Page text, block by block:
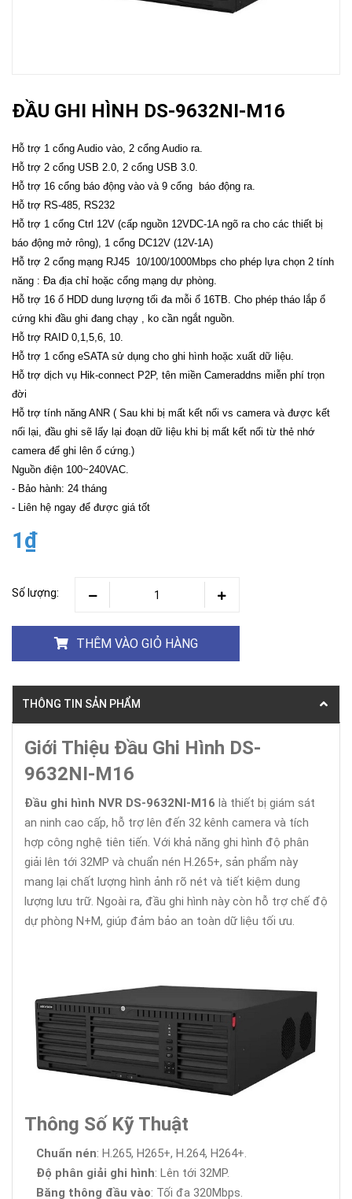
ĐẦU GHI HÌNH DS-9632NI-M16
Hỗ trợ 1 cổng Audio vào, 2 cổng Audio ra.
Hỗ trợ 2 cổng USB 2.0, 2 cổng USB 3.0.
Hỗ trợ 16 cổng báo động vào và 9 cổng báo động ra.
Hỗ trợ RS-485, RS232
Hỗ trợ 1 cổng Ctrl 12V (cấp nguồn 12VDC-1A ngõ ra cho các thiết bị
báo động mở rông), 1 cổng DC12V (12V-1A)
Hỗ trợ 2 cổng mạng RJ45 10/100/1000Mbps cho phép lựa chọn 2 tính
năng : Đa địa chỉ hoặc cổng mạng dự phòng.
Hỗ trợ 16 ổ HDD dung lượng tối đa mỗi ổ 16TB. Cho phép tháo lắp ổ
cứng khi đầu ghi đang chạy , ko cần ngắt nguồn.
Hỗ trợ RAID 0,1,5,6, 10.
Hỗ trợ 1 cổng eSATA sử dụng cho ghi hình hoặc xuất dữ liệu.
Hỗ trợ dịch vụ Hik-connect P2P, tên miền Cameraddns miễn phí trọn
đời
Hỗ trợ tính năng ANR ( Sau khi bị mất kết nối vs camera và được kết
nối lại, đầu ghi sẽ lấy lại đoạn dữ liệu khi bị mất kết nối từ thẻ nhớ
camera để ghi lên ổ cứng.)
Nguồn điện 100~240VAC.
- Bảo hành: 24 tháng
- Liên hệ ngay để được giá tốt
1₫
Số lượng:
THÊM VÀO GIỎ HÀNG
THÔNG TIN SẢN PHẨM
Giới Thiệu Đầu Ghi Hình DS-
9632NI-M16
Đầu ghi hình NVR DS-9632NI-M16 là thiết bị giám sát
an ninh cao cấp, hỗ trợ lên đến 32 kênh camera và tích
hợp công nghệ tiên tiến. Với khả năng ghi hình độ phân
giải lên tới 32MP và chuẩn nén H.265+, sản phẩm này
mang lại chất lượng hình ảnh rõ nét và tiết kiệm dung
lượng lưu trữ. Ngoài ra, đầu ghi hình này còn hỗ trợ chế độ
dự phòng N+M, giúp đảm bảo an toàn dữ liệu tối ưu.
Thông Số Kỹ Thuật
Chuẩn nén: H.265, H265+, H.264, H264+.
Độ phân giải ghi hình: Lên tới 32MP.
Băng thông đầu vào: Tối đa 320Mbps.